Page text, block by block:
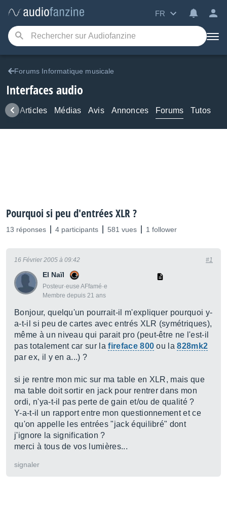
FR
Forums Informatique musicale
Interfaces audio
Articles Médias Avis Annonces Forums Tutos
Pourquoi si peu d'entrées XLR ?
13 réponses 4 participants 581 vues 1 follower
El Naïl
Posteur·euse AFfamé·e
Membre depuis 21 ans
16 Février 2005 à 09:42 #1
Bonjour, quelqu'un pourrait-il m'expliquer pourquoi y-
a-t-il si peu de cartes avec entrés XLR (symétriques),
même à un niveau qui parait pro (peut-être ne l'est-il
pas totalement car sur lafireface 800 ou la828mk2
par ex, il y en a...) ?
si je rentre mon mic sur ma table en XLR, mais que
ma table doit sortir en jack pour rentrer dans mon
ordi, n'ya-t-il pas perte de gain et/ou de qualité ?
Y-a-t-il un rapport entre mon questionnement et ce
qu'on appelle les entrées "jack équilibré" dont
j'ignore la signification ?
merci à tous de vos lumières...
signaler